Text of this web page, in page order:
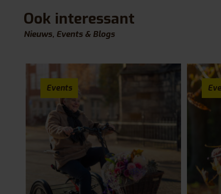
Ook interessant
Nieuws, Events & Blogs
Events